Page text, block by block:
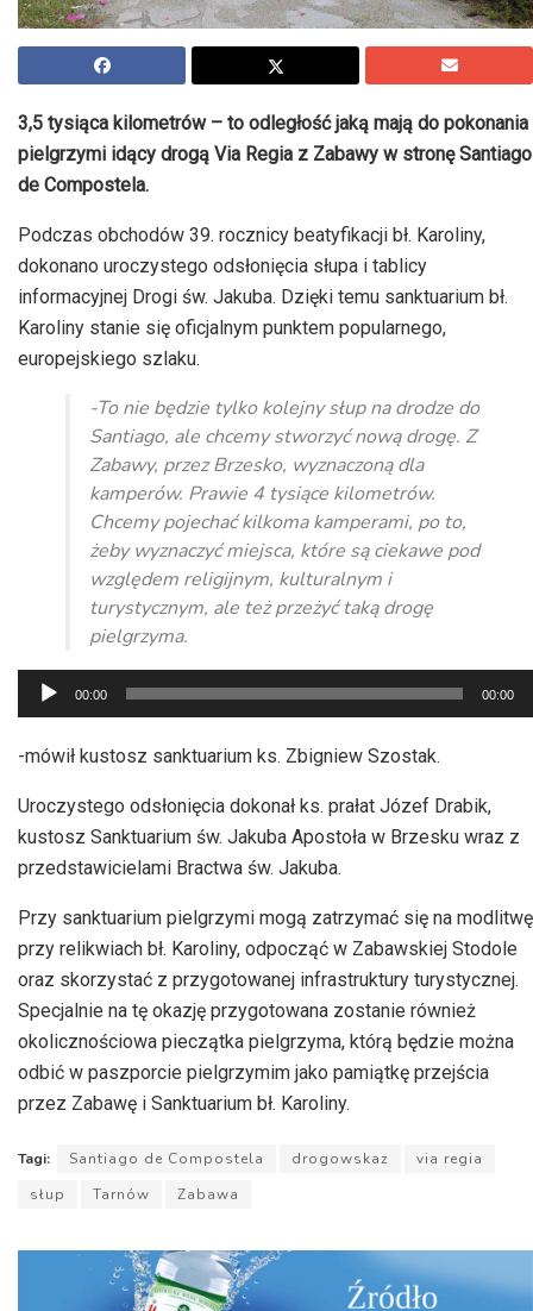
3,5 tysiąca kilometrów – to odległość jaką mają do pokonania
pielgrzymi idący drogą Via Regia z Zabawy w stronę Santiago
de Compostela.
Podczas obchodów 39. rocznicy beatyfikacji bł. Karoliny,
dokonano uroczystego odsłonięcia słupa i tablicy
informacyjnej Drogi św. Jakuba. Dzięki temu sanktuarium bł.
Karoliny stanie się oficjalnym punktem popularnego,
europejskiego szlaku.
-To nie będzie tylko kolejny słup na drodze do
Santiago, ale chcemy stworzyć nową drogę. Z
Zabawy, przez Brzesko, wyznaczoną dla
kamperów. Prawie 4 tysiące kilometrów.
Chcemy pojechać kilkoma kamperami, po to,
żeby wyznaczyć miejsca, które są ciekawe pod
względem religijnym, kulturalnym i
turystycznym, ale też przeżyć taką drogę
pielgrzyma.
Odtwarzacz
plików
dźwiękowych
00:00 00:00
-mówił kustosz sanktuarium ks. Zbigniew Szostak.
Uroczystego odsłonięcia dokonał ks. prałat Józef Drabik,
kustosz Sanktuarium św. Jakuba Apostoła w Brzesku wraz z
przedstawicielami Bractwa św. Jakuba.
Przy sanktuarium pielgrzymi mogą zatrzymać się na modlitwę
przy relikwiach bł. Karoliny, odpocząć w Zabawskiej Stodole
oraz skorzystać z przygotowanej infrastruktury turystycznej.
Specjalnie na tę okazję przygotowana zostanie również
okolicznościowa pieczątka pielgrzyma, którą będzie można
odbić w paszporcie pielgrzymim jako pamiątkę przejścia
przez Zabawę i Sanktuarium bł. Karoliny.
Tagi: Santiago de Compostela drogowskaz
via regia
słup
Tarnów Zabawa